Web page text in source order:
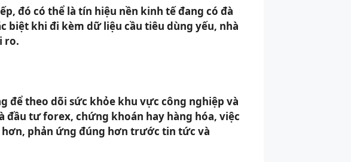
đó có thể là tín hiệu nền kinh tế đang có đà
biệt khi đi kèm dữ liệu cầu tiêu dùng yếu, nhà
ro.
để theo dõi sức khỏe khu vực công nghiệp và
đầu tư forex, chứng khoán hay hàng hóa, việc
phản ứng đúng hơn trước tin tức và